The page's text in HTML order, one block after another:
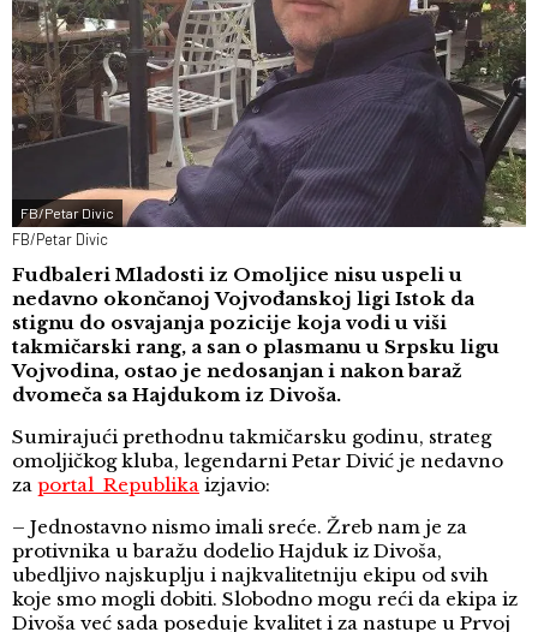
FB/Petar Divic
FB/Petar Divic
Fudbaleri Mladosti iz Omoljice nisu uspeli u
nedavno okončanoj Vojvođanskoj ligi Istok da
stignu do osvajanja pozicije koja vodi u viši
takmičarski rang, a san o plasmanu u Srpsku ligu
Vojvodina, ostao je nedosanjan i nakon baraž
dvomeča sa Hajdukom iz Divoša.
Sumirajući prethodnu takmičarsku godinu, strateg
omoljičkog kluba, legendarni Petar Divić je nedavno
za portal Republika izjavio:
– Jednostavno nismo imali sreće. Žreb nam je za
protivnika u baražu dodelio Hajduk iz Divoša,
ubedljivo najskuplju i najkvalitetniju ekipu od svih
koje smo mogli dobiti. Slobodno mogu reći da ekipa iz
Divoša već sada poseduje kvalitet i za nastupe u Prvoj